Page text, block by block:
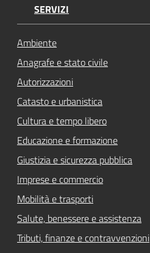
SERVIZI
Ambiente
Anagrafe e stato civile
Autorizzazioni
Catasto e urbanistica
Cultura e tempo libero
Educazione e formazione
Giustizia e sicurezza pubblica
Imprese e commercio
Mobilità e trasporti
Salute, benessere e assistenza
Tributi, finanze e contravvenzioni